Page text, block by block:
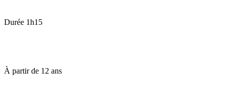
Durée 1h15
À partir de 12 ans